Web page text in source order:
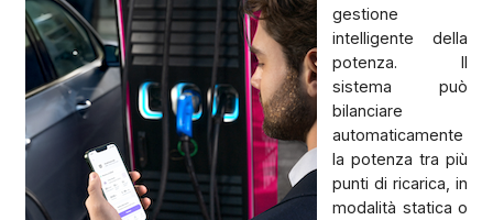
gestione
intelligente della
potenza. Il
sistema può
bilanciare
automaticamente
la potenza tra più
punti di ricarica, in
modalità statica o